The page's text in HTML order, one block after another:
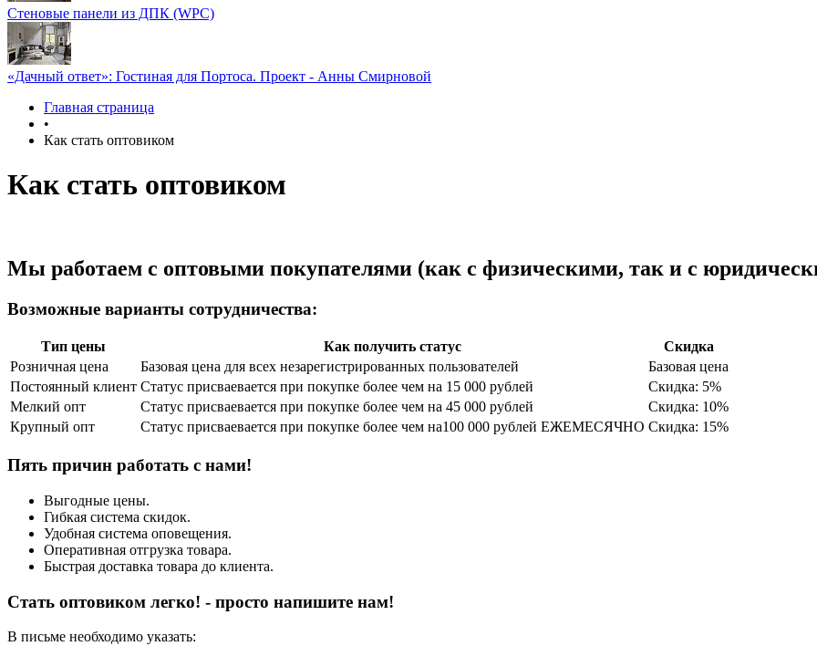
Стеновые панели из ДПК (WPC)
«Дачный ответ»: Гостиная для Портоса. Проект - Анны Смирновой
Главная страница
•
Как стать оптовиком
Как стать оптовиком
Мы работаем с оптовыми покупателями (как с физическими, так и с
Возможные варианты сотрудничества:
Тип цены Как получить статус
Скидка
Розничная цена
Базовая цена для всех незарегистрированных пользователей
Базовая цена
Постоянный клиент Статус присваевается при покупке более чем на 15 000 рублей
Скидка: 5%
Мелкий опт
Статус присваевается при покупке более чем на 45 000 рублей
Скидка: 10%
Крупный опт
Статус присваевается при покупке более чем на100 000 рублей ЕЖЕМЕСЯЧНО Скидка: 15%
Пять причин работать с нами!
Выгодные цены.
Гибкая система скидок.
Удобная система оповещения.
Оперативная отгрузка товара.
Быстрая доставка товара до клиента.
Стать оптовиком легко! - просто напишите нам!
В письме необходимо указать: